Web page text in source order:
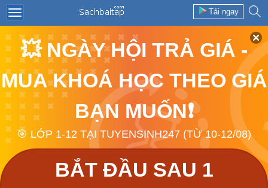
Tải ngay
💥 NGÀY HỘI TRẢ GIÁ -
MUA KHOÁ HỌC THEO GIÁ
BẠN MUỐN❗
🎯 LỚP 1-12 TẠI TUYENSINH247 (TỪ 10-12/08)
BẮT ĐẦU SAU 1